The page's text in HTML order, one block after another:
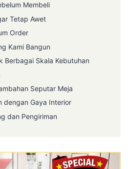
Membeli
Tetap Awet
Order
Kami Bangun
Berbagai Skala Kebutuhan
Seputar Meja
dengan Gaya Interior
dan Pengiriman